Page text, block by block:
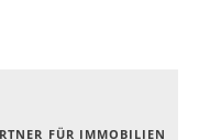
FÜR IMMOBILIEN